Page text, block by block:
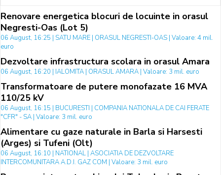
Renovare energetica blocuri de locuinte in orasul
Negresti-Oas (Lot 5)
06 August, 16:25 | SATU MARE | ORASUL NEGRESTI-OAS | Valoare: 4 mil.
euro
Dezvoltare infrastructura scolara in orasul Amara
06 August, 16:20 | IALOMITA | ORASUL AMARA | Valoare: 3 mil. euro
Transformatoare de putere monofazate 16 MVA
110/25 kV
06 August, 16:15 | BUCURESTI | COMPANIA NATIONALA DE CAI FERATE
"CFR" - SA | Valoare: 3 mil. euro
Alimentare cu gaze naturale in Barla si Harsesti
(Arges) si Tufeni (Olt)
06 August, 16:10 | NATIONAL | ASOCIATIA DE DEZVOLTARE
INTERCOMUNITARA A.D.I. GAZ COM | Valoare: 3 mil. euro